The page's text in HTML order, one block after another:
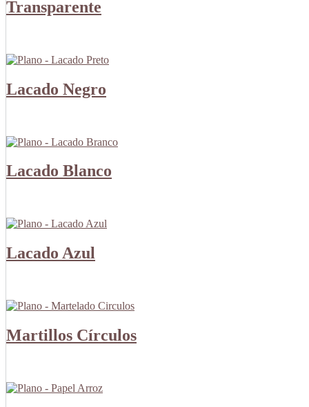
Transparente
Lacado Negro
Lacado Blanco
Lacado Azul
Martillos Círculos